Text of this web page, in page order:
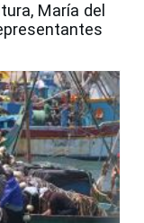
María del